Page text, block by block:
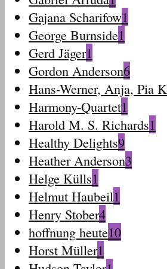
Gajana Scharifow1
George Burnside1
Gerd Jäger1
Gordon Anderson6
Hans-Werner, Anja, Pia
Harmony-Quartet1
Harold M. S. Richards1
Healthy Delights9
Heather Anderson3
Helge Külls1
Helmut Haubeil1
Henry Stober4
hoffnung heute10
Horst Müller1